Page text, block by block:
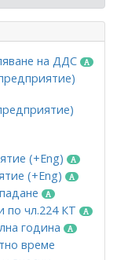
на ДДС
(+Eng)
(+Eng)
по чл.224 КТ
година
време